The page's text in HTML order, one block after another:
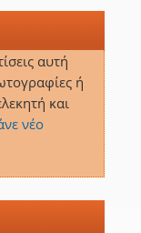
αυτή
ή
και
νέο